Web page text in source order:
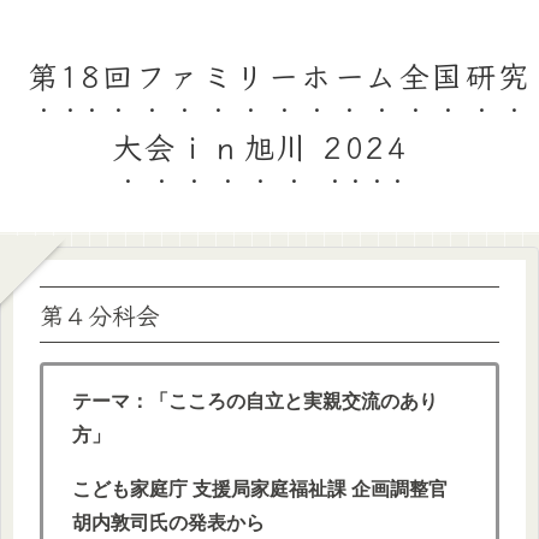
第18回ファミリーホーム全国研究
大会ｉｎ旭川 2024
第４分科会
テーマ：「こころの自立と実親交流のあり
方」
こども家庭庁 支援局家庭福祉課 企画調整官
胡内敦司氏の発表から